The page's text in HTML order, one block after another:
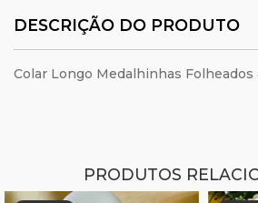
DESCRIÇÃO DO PRODUTO
Colar Longo Medalhinhas Folheados
PRODUTOS